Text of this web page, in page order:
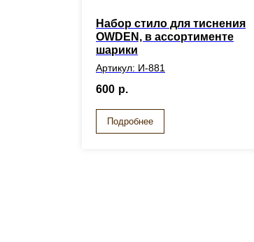
Набор стило для тиснения
OWDEN, в ассортименте
шарики
Артикул: И-881
600 р.
Подробнее